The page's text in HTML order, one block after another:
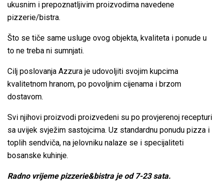
ukusnim i prepoznatljivim proizvodima navedene
pizzerie/bistra.
Što se tiče same usluge ovog objekta, kvaliteta i ponude u
to ne treba ni sumnjati.
Cilj poslovanja Azzura je udovoljiti svojim kupcima
kvalitetnom hranom, po povoljnim cijenama i brzom
dostavom.
Svi njihovi proizvodi proizvedeni su po provjerenoj recepturi
sa uvijek svježim sastojcima. Uz standardnu ponudu pizza i
toplih sendviča, na jelovniku nalaze se i specijaliteti
bosanske kuhinje.
Radno vrijeme pizzerie&bistra je od 7-23 sata.